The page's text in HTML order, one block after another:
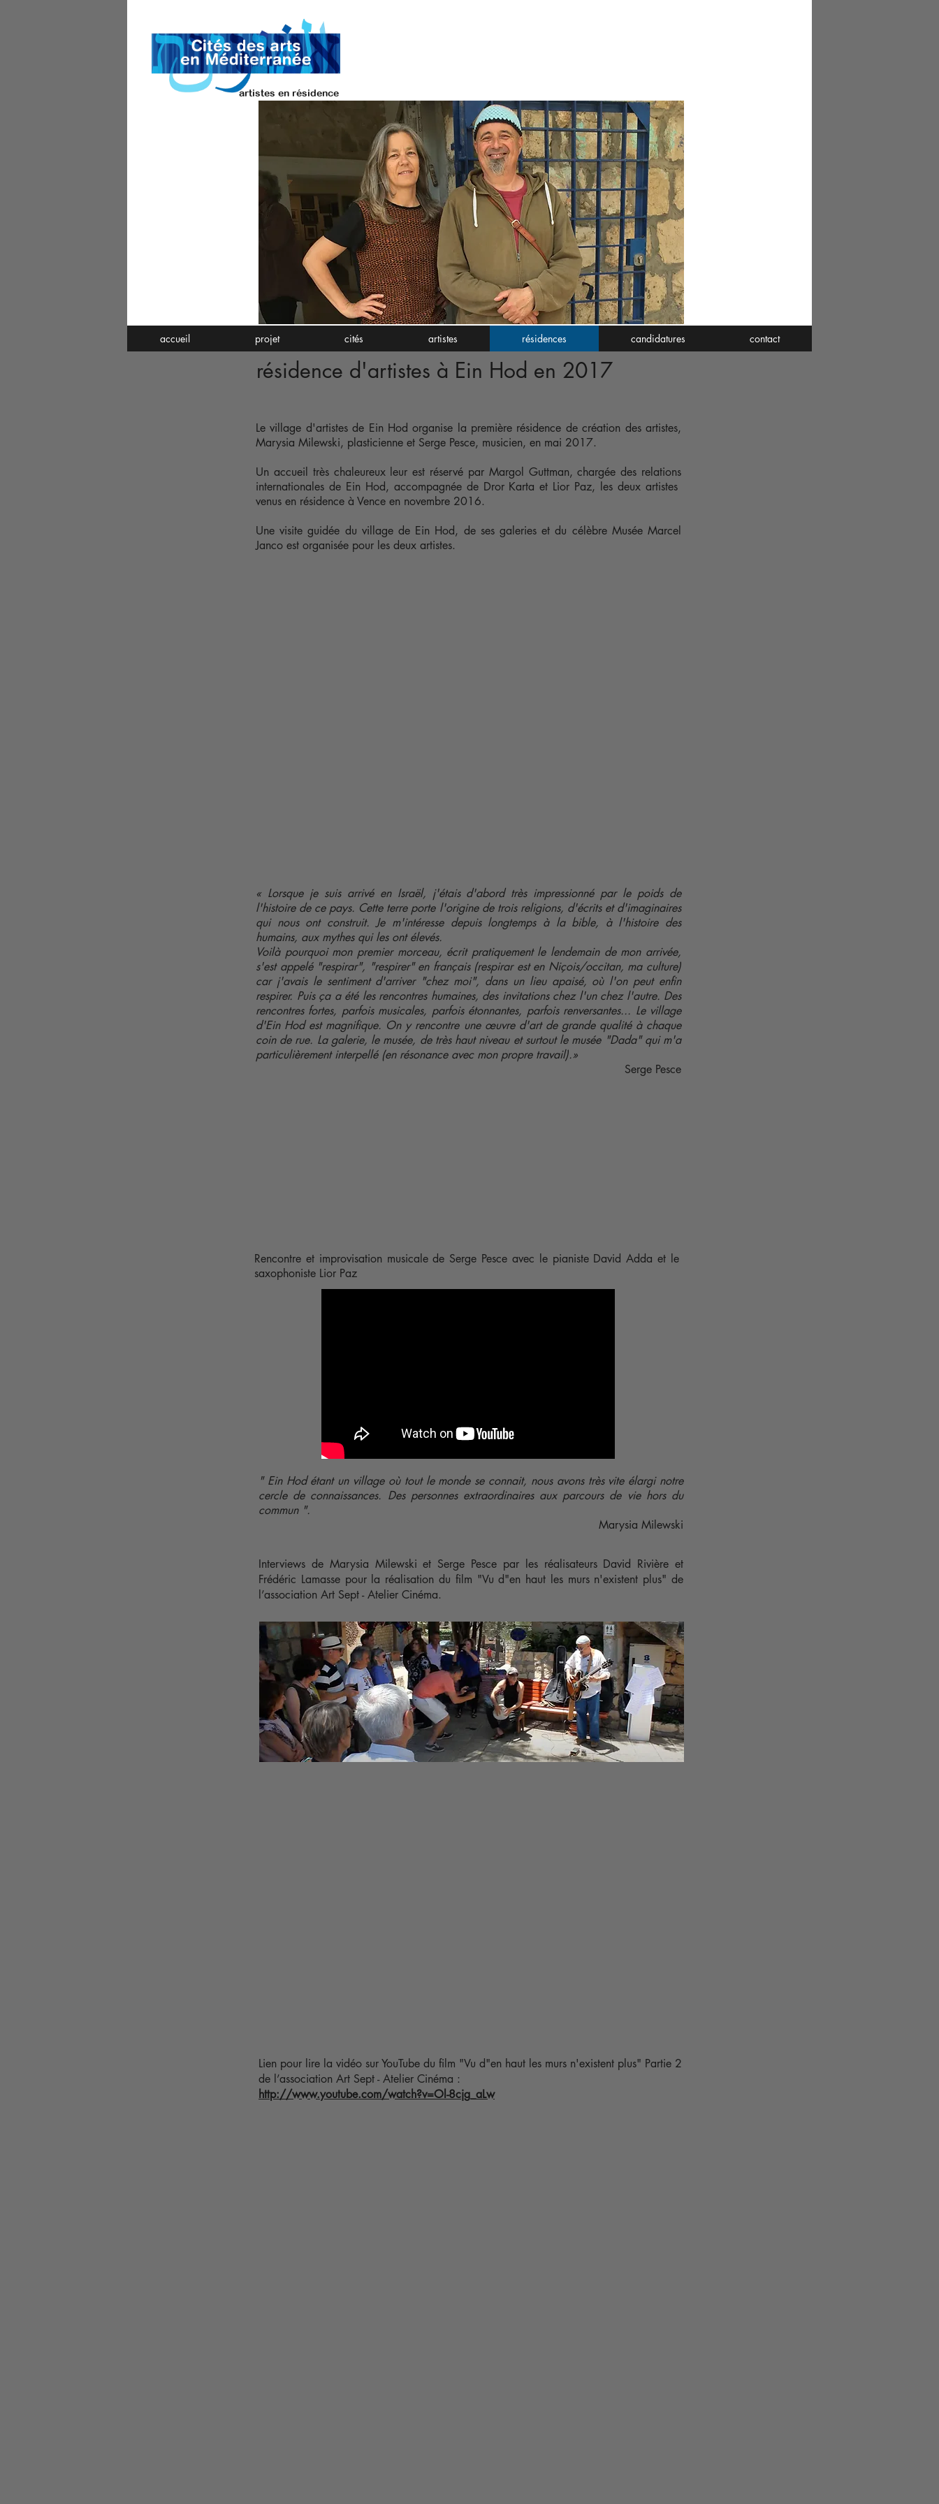
artistes en résidence
accueil projet cités artistes résidences candidatures contact
résidence d'artistes à Ein Hod en 2017
Le village d'artistes de Ein Hod organise la première résidence de création des artistes,
Marysia Milewski, plasticienne et Serge Pesce, musicien, en mai 2017.
Un accueil très chaleureux leur est réservé par Margol Guttman, chargée des relations
internationales de Ein Hod, accompagnée de Dror Karta et Lior Paz, les deux artistes
venus en résidence à Vence en novembre 2016.
Une visite guidée du village de Ein Hod, de ses galeries et du célèbre Musée Marcel
Janco est organisée pour les deux artistes.
« Lorsque je suis arrivé en Israël, j'étais d'abord très impressionné par le poids de
l'histoire de ce pays. Cette terre porte l'origine de trois religions, d'écrits et d'imaginaires
qui nous ont construit. Je m'intéresse depuis longtemps à la bible, à l'histoire des
humains, aux mythes qui les ont élevés.
Voilà pourquoi mon premier morceau, écrit pratiquement le lendemain de mon arrivée,
s'est appelé "respirar", "respirer" en français (respirar est en Niçois/occitan, ma culture)
car j'avais le sentiment d'arriver "chez moi", dans un lieu apaisé, où l'on peut enfin
respirer. Puis ça a été les rencontres humaines, des invitations chez l'un chez l'autre. Des
rencontres fortes, parfois musicales, parfois étonnantes, parfois renversantes... Le village
d'Ein Hod est magnifique. On y rencontre une œuvre d'art de grande qualité à chaque
coin de rue. La galerie, le musée, de très haut niveau et surtout le musée "Dada" qui m'a
particulièrement interpellé (en résonance avec mon propre travail).»
Serge Pesce
Rencontre et improvisation musicale de Serge Pesce avec le pianiste David Adda et le
saxophoniste Lior Paz
" Ein Hod étant un village où tout le monde se connait, nous avons très vite élargi notre
cercle de connaissances. Des personnes extraordinaires aux parcours de vie hors du
commun ".
Marysia Milewski
Interviews de Marysia Milewski et Serge Pesce par les réalisateurs David Rivière et
Frédéric Lamasse pour la réalisation du film "Vu d"en haut les murs n'existent plus" de
l’association Art Sept - Atelier Cinéma.
Lien pour lire la vidéo sur YouTube du film "Vu d"en haut les murs n'existent plus" Partie 2
de l’association Art Sept - Atelier Cinéma :
http://www.youtube.com/watch?v=Ol-8cjg_aLw